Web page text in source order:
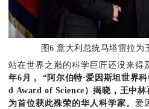
图6 意大利总统马塔雷拉为
站在世界之巅的科学巨匠还没来得
年6 月， “阿尔伯特·爱因斯坦世界
d Award of Science ）揭晓，王中林
为首位获此殊荣的华人科学家。爱